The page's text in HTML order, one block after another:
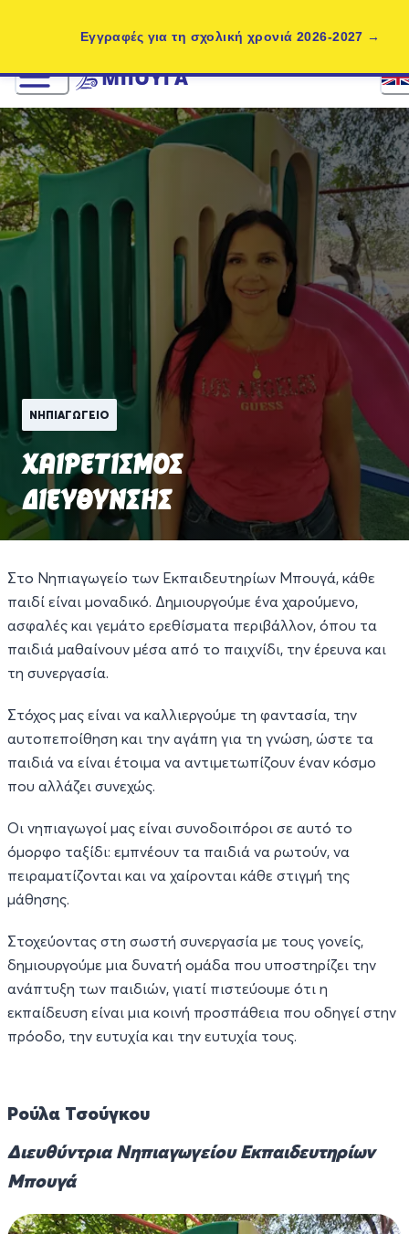
Εγγραφές για τη σχολική χρονιά 2026-2027
ΝΗΠΙΑΓΩΓΕΙΟ
ΧΑΙΡΕΤΙΣΜΟΣ
ΔΙΕΥΘΥΝΣΗΣ
Στο Νηπιαγωγείο των Εκπαιδευτηρίων Μπουγά, κάθε
παιδί είναι μοναδικό. Δημιουργούμε ένα χαρούμενο,
ασφαλές και γεμάτο ερεθίσματα περιβάλλον, όπου τα
παιδιά μαθαίνουν μέσα από το παιχνίδι, την έρευνα και
τη συνεργασία.
Στόχος μας είναι να καλλιεργούμε τη φαντασία, την
αυτοπεποίθηση και την αγάπη για τη γνώση, ώστε τα
παιδιά να είναι έτοιμα να αντιμετωπίζουν έναν κόσμο
που αλλάζει συνεχώς.
Οι νηπιαγωγοί μας είναι συνοδοιπόροι σε αυτό το
όμορφο ταξίδι: εμπνέουν τα παιδιά να ρωτούν, να
πειραματίζονται και να χαίρονται κάθε στιγμή της
μάθησης.
Στοχεύοντας στη σωστή συνεργασία με τους γονείς,
δημιουργούμε μια δυνατή ομάδα που υποστηρίζει την
ανάπτυξη των παιδιών, γιατί πιστεύουμε ότι η
εκπαίδευση είναι μια κοινή προσπάθεια που οδηγεί στην
πρόοδο, την ευτυχία και την ευτυχία τους.
Ρούλα Τσούγκου
Διευθύντρια Νηπιαγωγείου Εκπαιδευτηρίων
Μπουγά